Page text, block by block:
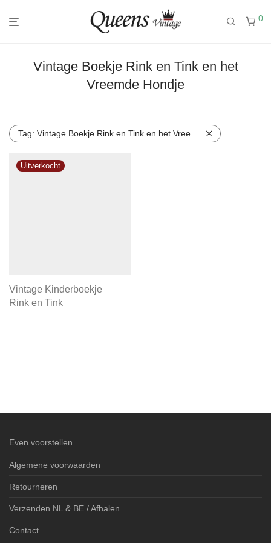
0
Vintage Boekje Rink en Tink en het
Vreemde Hondje
Tag: Vintage Boekje Rink en Tink en het Vreemde Hondje
Vintage Kinderboekje
Rink en Tink
Even voorstellen
Algemene voorwaarden
Retourneren
Verzenden NL & BE / Afhalen
Contact